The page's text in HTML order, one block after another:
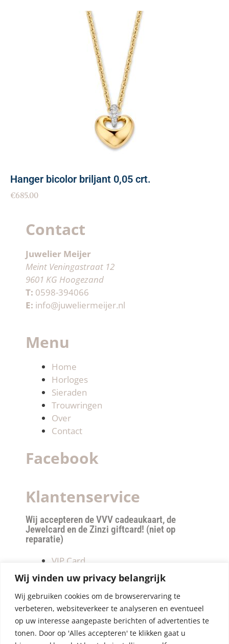
Wij vinden uw privacy belangrijk
Wij gebruiken cookies om de browserervaring te
verbeteren, websiteverkeer te analyseren en eventueel
op uw interesse aangepaste berichten of advertenties te
tonen. Door op 'Alles accepteren' te klikken gaat u
Hanger bicolor briljant 0,05 crt.
€685.00
Contact
Juwelier Meijer
Meint Veningastraat 12
9601 KG Hoogezand
T: 0598-394066
E: info@juweliermeijer.nl
Menu
Home
Horloges
Sieraden
Trouwringen
Over
Contact
Facebook
Klantenservice
Wij accepteren de VVV cadeaukaart, de
Jewelcard en de Zinzi giftcard! (niet op
reparatie)
VIP Card
Retourneren
Betalen & verzendkosten
Privacy Policy
Algemene Voorwaarden